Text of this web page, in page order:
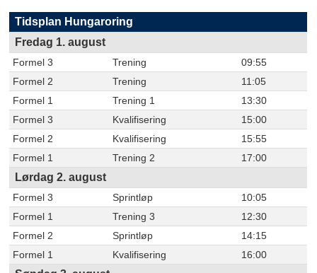
Tidsplan Hungaroring
Fredag 1. august
Formel 3 Trening
09:55
Formel 2
Trening
11:05
Formel 1
Trening 1
13:30
Formel 3
Kvalifisering
15:00
Formel 2
Kvalifisering
15:55
Formel 1
Trening 2 17:00
Lørdag 2. august
Formel 3 Sprintløp
10:05
Formel 1
Trening 3
12:30
Formel 2
Sprintløp
14:15
Formel 1
Kvalifisering 16:00